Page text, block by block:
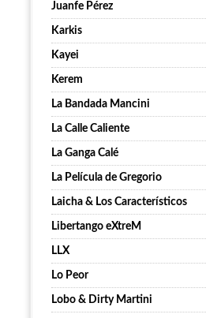
Juanfe Pérez
Karkis
Kayei
Kerem
La Bandada Mancini
La Calle Caliente
La Ganga Calé
La Película de Gregorio
Laicha & Los Característicos
Libertango eXtreM
LLX
Lo Peor
Lobo & Dirty Martini